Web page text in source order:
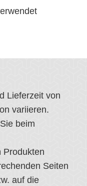
Lieferzeit von
variieren.
beim
Produkten
Seiten
auf die